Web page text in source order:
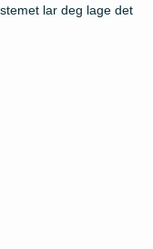
lar deg lage det